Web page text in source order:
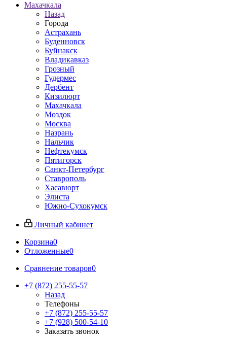
Махачкала
Назад
Города
Астрахань
Буденновск
Буйнакск
Владикавказ
Грозный
Гудермес
Дербент
Кизилюрт
Махачкала
Моздок
Москва
Назрань
Нальчик
Нефтекумск
Пятигорск
Санкт-Петербург
Ставрополь
Хасавюрт
Элиста
Южно-Сухокумск
Личный кабинет
Корзина0
Отложенные0
Сравнение товаров0
+7 (872) 255-55-57
Назад
Телефоны
+7 (872) 255-55-57
+7 (928) 500-54-10
Заказать звонок